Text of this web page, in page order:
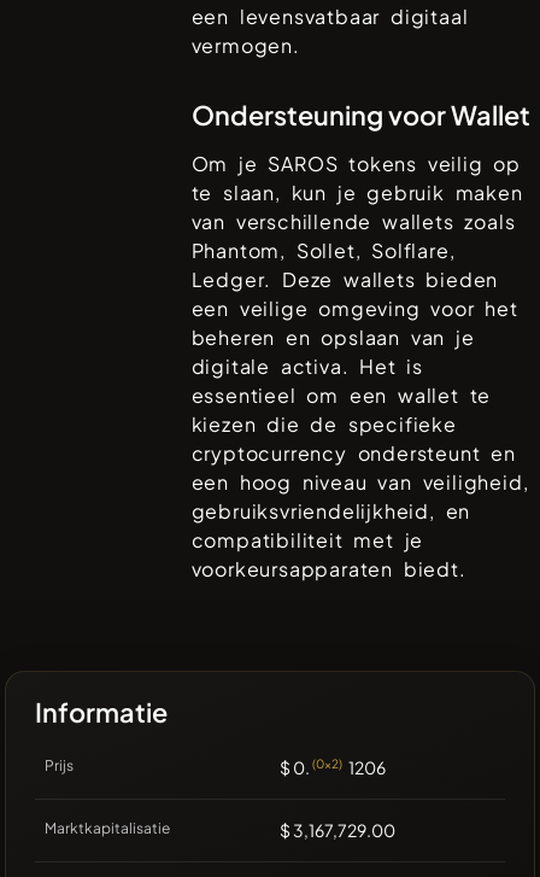
een levensvatbaar digitaal
vermogen.
Ondersteuning voor Wallet
Om je SAROS tokens veilig op
te slaan, kun je gebruik maken
van verschillende wallets zoals
Phantom, Sollet, Solflare,
Ledger. Deze wallets bieden
een veilige omgeving voor het
beheren en opslaan van je
digitale activa. Het is
essentieel om een wallet te
kiezen die de specifieke
cryptocurrency ondersteunt en
een hoog niveau van veiligheid,
gebruiksvriendelijkheid, en
compatibiliteit met je
voorkeursapparaten biedt.
Informatie
Prijs $ 0. (0x2) 1206
Marktkapitalisatie $ 3,167,729.00